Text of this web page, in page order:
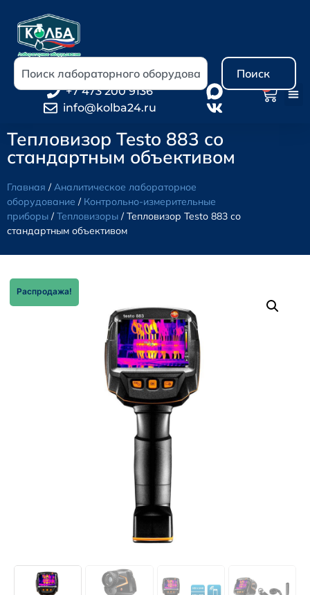
Поиск
+7 473 200 9136
info@kolba24.ru
Тепловизор Testo 883 со
стандартным объективом
Главная /Аналитическое лабораторное
оборудование / Контрольно-измерительные
приборы /Тепловизоры / Тепловизор Testo 883 со
стандартным объективом
Распродажа!